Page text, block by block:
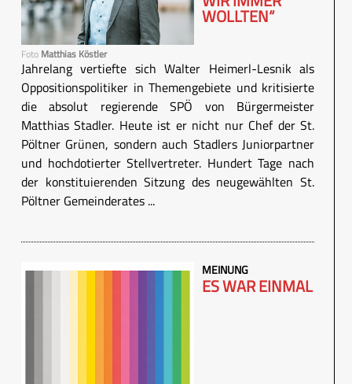
Foto Matthias Köstler
WOLLTEN“
Jahrelang vertiefte sich Walter Heimerl-Lesnik als
Oppositionspolitiker in Themengebiete und kritisierte
die absolut regierende SPÖ von Bürgermeister
Matthias Stadler. Heute ist er nicht nur Chef der St.
Pöltner Grünen, sondern auch Stadlers Juniorpartner
und hochdotierter Stellvertreter. Hundert Tage nach
der konstituierenden Sitzung des neugewählten St.
Pöltner Gemeinderates ...
MEINUNG
ES WAR EINMAL